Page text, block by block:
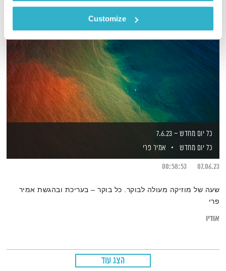
Customize
כל יום מחדש – 7.6.23
כל יום מחדש
אמיר פרי
07.06.23
00:58:53
שעה של מוזיקה מעולה לבוקר. כל בוקר – בעריכת ובהגשת אמיר
פרי
אודיו
הצג עוד